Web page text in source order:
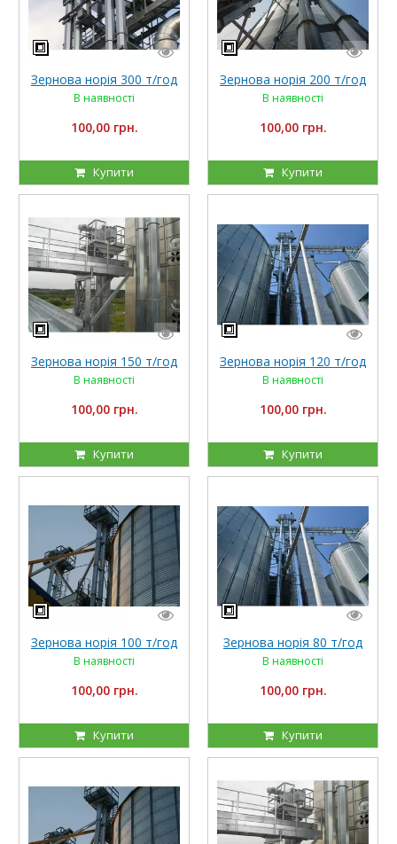
Зернова норія 300 т/год
В наявності
100,00 грн.
Купити
Зернова норія 200 т/год
В наявності
100,00 грн.
Купити
Зернова норія 150 т/год
В наявності
100,00 грн.
Купити
Зернова норія 120 т/год
В наявності
100,00 грн.
Купити
Зернова норія 100 т/год
В наявності
100,00 грн.
Купити
Зернова норія 80 т/год
В наявності
100,00 грн.
Купити